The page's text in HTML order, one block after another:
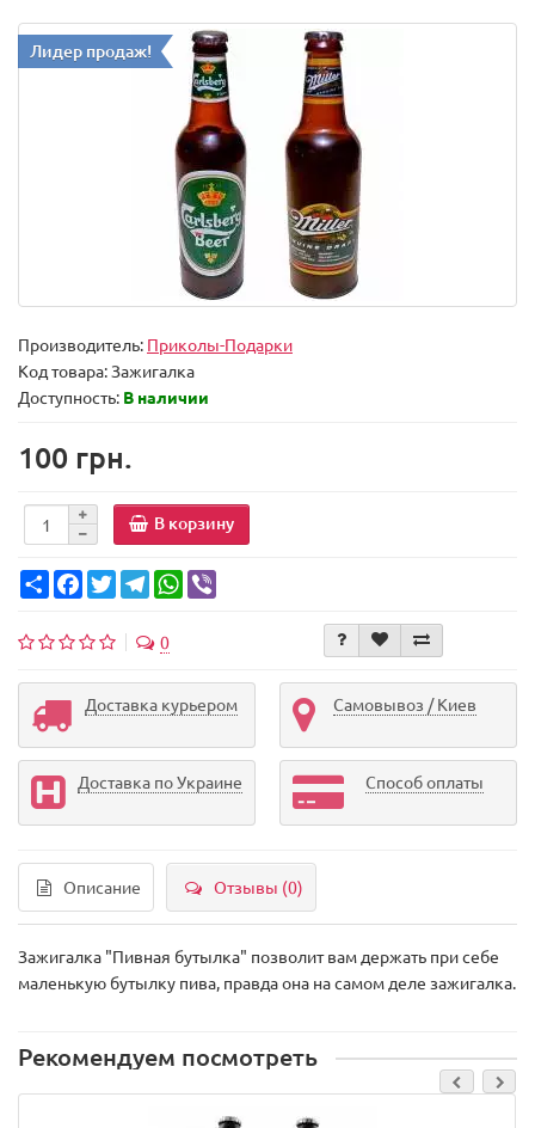
Лидер продаж!
Производитель: Приколы-Подарки
Код товара:Зажигалка
Доступность: В наличии
100 грн.
В корзину
Share FacebookTwitterTelegramWhatsApp
0
Доставка курьером Самовывоз / Киев
Доставка по Украине Способ оплаты
Описание Отзывы (0)
Зажигалка "Пивная бутылка" позволит вам держать при себе
маленькую бутылку пива, правда она на самом деле зажигалка.
Рекомендуем посмотреть